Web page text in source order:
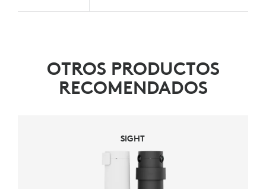
OTROS PRODUCTOS
RECOMENDADOS
SIGHT